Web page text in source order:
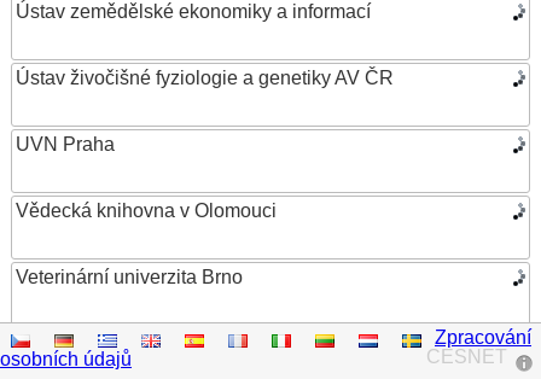
Ústav zemědělské ekonomiky a informací
Ústav živočišné fyziologie a genetiky AV ČR
UVN Praha
Vědecká knihovna v Olomouci
Veterinární univerzita Brno
VŠB – Technická univerzita Ostrava
CESNET
Zpracování
osobních údajů